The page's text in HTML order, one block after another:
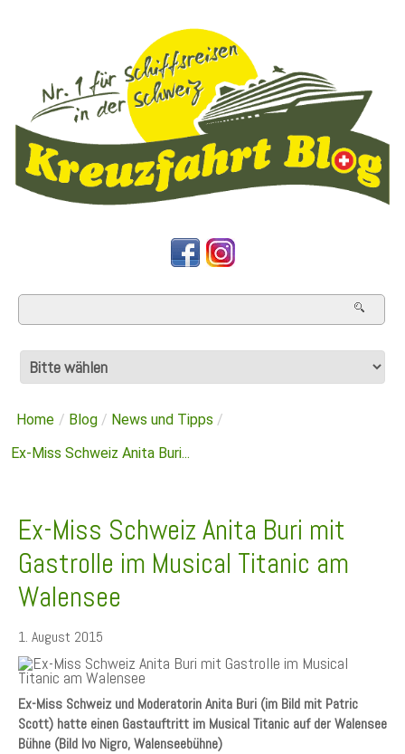
Home / Blog / News und Tipps /
Ex-Miss Schweiz Anita Buri...
Ex-Miss Schweiz Anita Buri mit
Gastrolle im Musical Titanic am
Walensee
1. August 2015
Ex-Miss Schweiz und Moderatorin Anita Buri (im Bild mit Patric
Scott) hatte einen Gastauftritt im Musical Titanic auf der Walensee
Bühne (Bild Ivo Nigro, Walenseebühne)